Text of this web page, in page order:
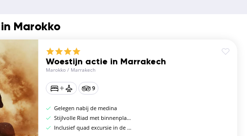
Marokko
Woestijn actie in Marrakech
Marokko / Marrakech
9
Gelegen nabij de medina
Stijlvolle Riad met binnenplaats
Inclusief quad excursie in de woestijn